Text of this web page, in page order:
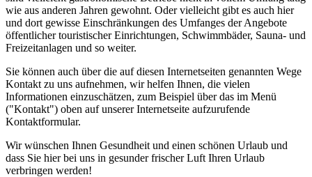
wie aus anderen Jahren gewohnt. Oder vielleicht gibt es auch hier
und dort gewisse Einschränkungen des Umfanges der Angebote
öffentlicher touristischer Einrichtungen, Schwimmbäder, Sauna- und
Freizeitanlagen und so weiter.
Sie können auch über die auf diesen Internetseiten genannten Wege
Kontakt zu uns aufnehmen, wir helfen Ihnen, die vielen
Informationen einzuschätzen, zum Beispiel über das im Menü
("Kontakt") oben auf unserer Internetseite aufzurufende
Kontaktformular.
Wir wünschen Ihnen Gesundheit und einen schönen Urlaub und
dass Sie hier bei uns in gesunder frischer Luft Ihren Urlaub
verbringen werden!